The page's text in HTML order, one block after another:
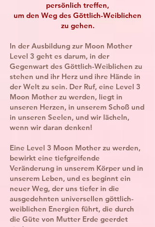
persönlich treffen,
um den Weg des Göttlich-Weiblichen
zu gehen.
In der Ausbildung zur Moon Mother
Level 3 geht es darum, in der
Gegenwart des Göttlich-Weiblichen zu
stehen und ihr Herz und ihre Hände in
der Welt zu sein. Der Ruf, eine Level 3
Moon Mother zu werden, liegt in
unseren Herzen, in unserem Schoß und
in unseren Seelen, und wir lächeln,
wenn wir daran denken!
Eine Level 3 Moon Mother zu werden,
bewirkt eine tiefgreifende
Veränderung in unserem Körper und in
unserem Leben, und es beginnt ein
neuer Weg, der uns tiefer in die
ausgedehnten universellen göttlich-
weiblichen Energien führt, die durch
die Güte von Mutter Erde geerdet